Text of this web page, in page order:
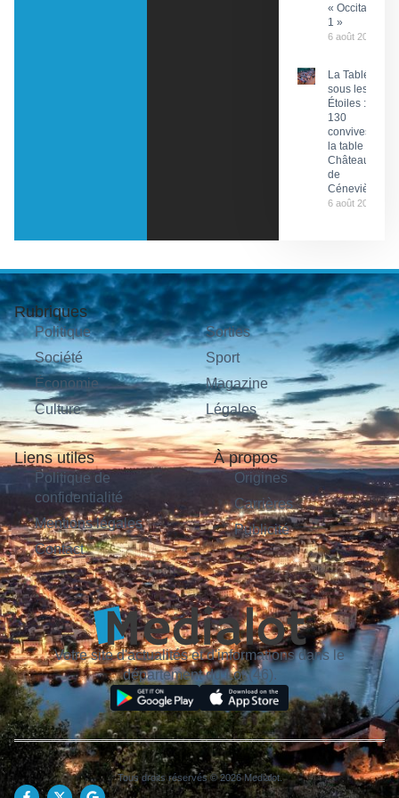
« Occitanie
1 »
6 août 2026
La Tablée
sous les
Étoiles :
130
convives à
la table du
Château
de
Cénevières
6 août 2026
Rubriques
Politique
Société
Économie
Culture
Sorties
Sport
Magazine
Légales
Liens utiles
Politique de
confidentialité
Mentions légales
Contact
À propos
Origines
Carrières
Publicité
Votre site d'actualités et d'informations dans le
département du Lot (46).
Tous droits réservés © 2026 Medialot.